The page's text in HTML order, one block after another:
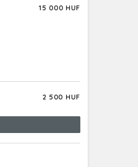
15 000 HUF
2 500 HUF